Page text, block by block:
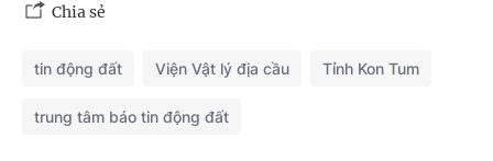
Chia sẻ
tin động đất Viện Vật lý địa cầu Tỉnh Kon Tum
trung tâm báo tin động đất